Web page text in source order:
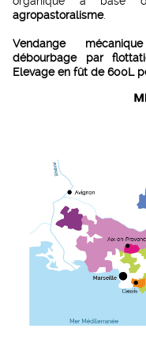
agropastoralisme.
Vendange
débourbage par
Elevage en fût de 600L